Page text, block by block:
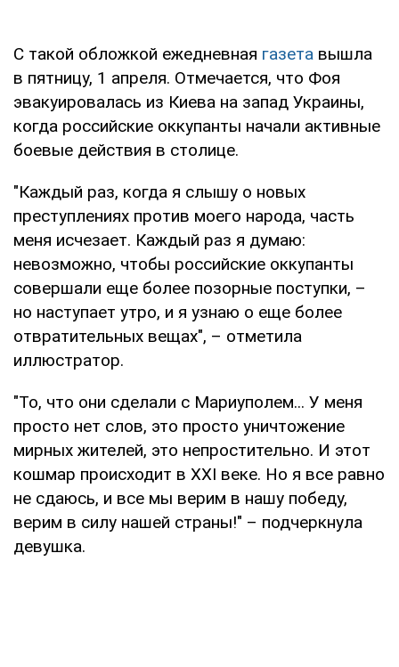
С такой обложкой ежедневная газета вышла
в пятницу, 1 апреля. Отмечается, что Фоя
эвакуировалась из Киева на запад Украины,
когда российские оккупанты начали активные
боевые действия в столице.
"Каждый раз, когда я слышу о новых
преступлениях против моего народа, часть
меня исчезает. Каждый раз я думаю:
невозможно, чтобы российские оккупанты
совершали еще более позорные поступки, –
но наступает утро, и я узнаю о еще более
отвратительных вещах", – отметила
иллюстратор.
"То, что они сделали с Мариуполем... У меня
просто нет слов, это просто уничтожение
мирных жителей, это непростительно. И этот
кошмар происходит в XXI веке. Но я все равно
не сдаюсь, и все мы верим в нашу победу,
верим в силу нашей страны!" – подчеркнула
девушка.